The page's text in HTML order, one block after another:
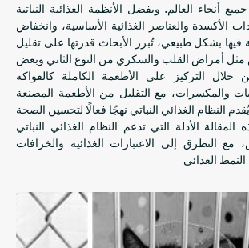
أنحاء العالم. وبفضل الأنظمة الغذائية النباتية
الأكسدة والعناصر الغذائية الأساسية، وانخفاض
فيها بشكل طبيعي، تُبرز الأبحاث قدرتها على تقليل
مثل أمراض القلب والسكري من النوع الثاني وبعض
خلال التركيز على الأطعمة الكاملة كالفواكه
والمكسرات، مع التقليل من الأطعمة المصنعة
النظام الغذائي النباتي نهجًا فعالًا لتحسين الصحة
الأدلة التي تدعم النظام الغذائي النباتي
مع التطرق إلى الاعتبارات الغذائية والخرافات
الغذائي